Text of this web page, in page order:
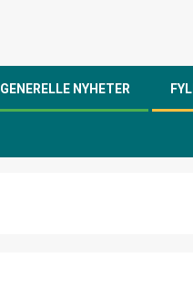
GENERELLE NYHETER